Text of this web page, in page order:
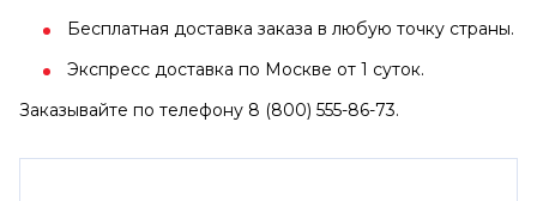
Бесплатная доставка заказа в любую точку страны.
Экспресс доставка по Москве от 1 суток.
Заказывайте по телефону 8 (800) 555-86-73.